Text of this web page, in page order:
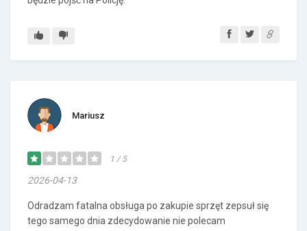
Mariusz
1 / 5
2026-04-13
Odradzam fatalna obsługa po zakupie sprzęt zepsuł się
tego samego dnia zdecydowanie nie polecam